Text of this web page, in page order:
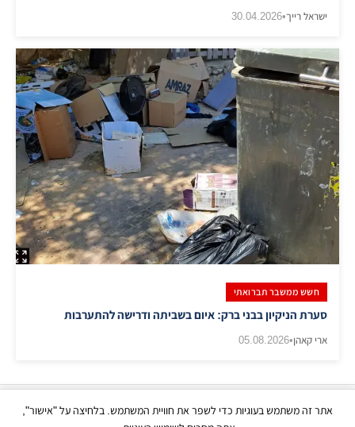
ישראל רייך•
30.04.2026
חשש ממשבר תברואתי
סערת הניקיון בבני ברק: איום בשביתה ודרישה להתערבות
ארי קאהן•
05.08.2026
אתר זה משתמש בעוגיות כדי לשפר את חוויית המשתמש. בלחיצה על "אישור",
כל הזכויות שמורות | © בני ברק עכשיו 2026